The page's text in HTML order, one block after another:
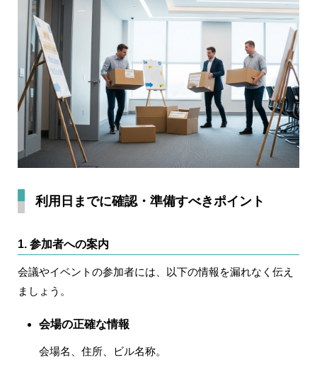
利用日までに確認・準備すべきポイント
1. 参加者への案内
会議やイベントの参加者には、以下の情報を漏れなく伝え
ましょう。
会場の正確な情報
会場名、住所、ビル名称。